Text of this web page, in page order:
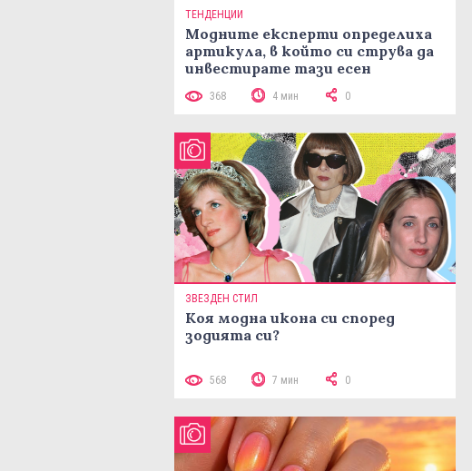
ТЕНДЕНЦИИ
Модните експерти определиха
артикула, в който си струва да
инвестирате тази есен
368 4 мин 0
ЗВЕЗДЕН СТИЛ
Коя модна икона си според
зодията си?
568 7 мин 0